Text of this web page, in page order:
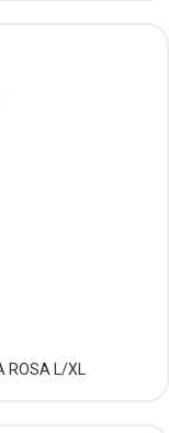
ROSA L/XL